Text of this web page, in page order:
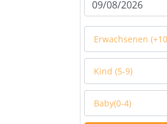
Erwachsenen
Kind (5-9)
Baby(0-4)